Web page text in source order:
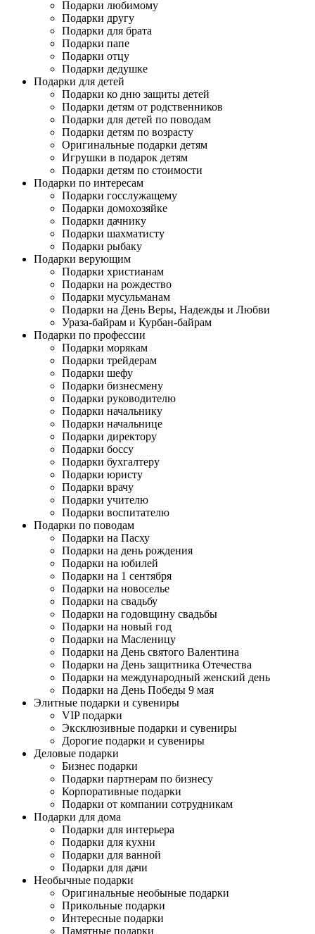
Подарки любимому
Подарки другу
Подарки для брата
Подарки папе
Подарки отцу
Подарки дедушке
Подарки для детей
Подарки ко дню защиты детей
Подарки детям от родственников
Подарки для детей по поводам
Подарки детям по возрасту
Оригинальные подарки детям
Игрушки в подарок детям
Подарки детям по стоимости
Подарки по интересам
Подарки госслужащему
Подарки домохозяйке
Подарки дачнику
Подарки шахматисту
Подарки рыбаку
Подарки верующим
Подарки христианам
Подарки на рождество
Подарки мусульманам
Подарки на День Веры, Надежды и Любви
Ураза-байрам и Курбан-байрам
Подарки по профессии
Подарки морякам
Подарки трейдерам
Подарки шефу
Подарки бизнесмену
Подарки руководителю
Подарки начальнику
Подарки начальнице
Подарки директору
Подарки боссу
Подарки бухгалтеру
Подарки юристу
Подарки врачу
Подарки учителю
Подарки воспитателю
Подарки по поводам
Подарки на Пасху
Подарки на день рождения
Подарки на юбилей
Подарки на 1 сентября
Подарки на новоселье
Подарки на свадьбу
Подарки на годовщину свадьбы
Подарки на новый год
Подарки на Масленицу
Подарки на День святого Валентина
Подарки на День защитника Отечества
Подарки на международный женский день
Подарки на День Победы 9 мая
Элитные подарки и сувениры
VIP подарки
Эксклюзивные подарки и сувениры
Дорогие подарки и сувениры
Деловые подарки
Бизнес подарки
Подарки партнерам по бизнесу
Корпоративные подарки
Подарки от компании сотрудникам
Подарки для дома
Подарки для интерьера
Подарки для кухни
Подарки для ванной
Подарки для дачи
Необычные подарки
Оригинальные необыные подарки
Прикольные подарки
Интересные подарки
Памятные подарки